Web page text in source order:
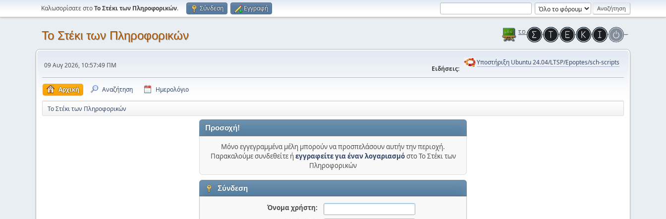
Καλωσορίσατε στοΤο Στέκι των Πληροφορικών. Σύνδεση Εγγραφή
Το Στέκι των Πληροφορικών
09 Αυγ 2026, 10:57:49 ΠΜ Ειδήσεις:
Υποστήριξη Ubuntu 24.04/LTSP/Epoptes/sch-scripts
Αρχική Αναζήτηση Ημερολόγιο
Το Στέκι των Πληροφορικών
Προσοχή!
Μόνο εγγεγραμμένα μέλη μπορούν να προσπελάσουν αυτήν την περιοχή.
Παρακαλούμε συνδεθείτε ήεγγραφείτε για έναν λογαριασμόστο Το Στέκι των
Πληροφορικών
Σύνδεση
Όνομα χρήστη: